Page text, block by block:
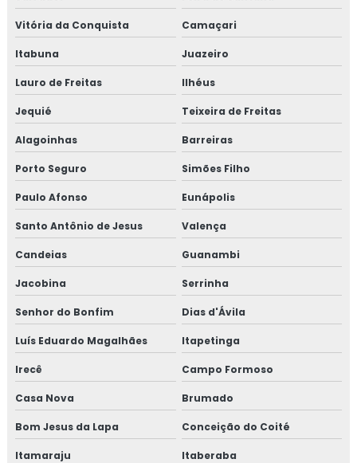
Vitória da Conquista Camaçari
Itabuna Juazeiro
Lauro de Freitas Ilhéus
Jequié Teixeira de Freitas
Alagoinhas Barreiras
Porto Seguro Simões Filho
Paulo Afonso Eunápolis
Santo Antônio de Jesus Valença
Candeias Guanambi
Jacobina Serrinha
Senhor do Bonfim Dias d'Ávila
Luís Eduardo Magalhães Itapetinga
Irecê Campo Formoso
Casa Nova Brumado
Bom Jesus da Lapa Conceição do Coité
Itamaraju Itaberaba